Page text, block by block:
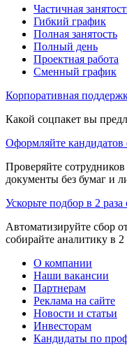
Частичная
Гибкий график
Полная занятость
Полный день
Проектная работа
Сменный график
Корпоративная
Какой соцпакет вы
Оформляйте кандидатов
Проверяйте
документы без бумаг и
Ускорьте подбор в 2 раза
Автоматизируйте сбор
собирайте аналитику в 2
О компании
Наши вакансии
Партнерам
Реклама на сайте
Новости и статьи
Инвесторам
Кандидаты по